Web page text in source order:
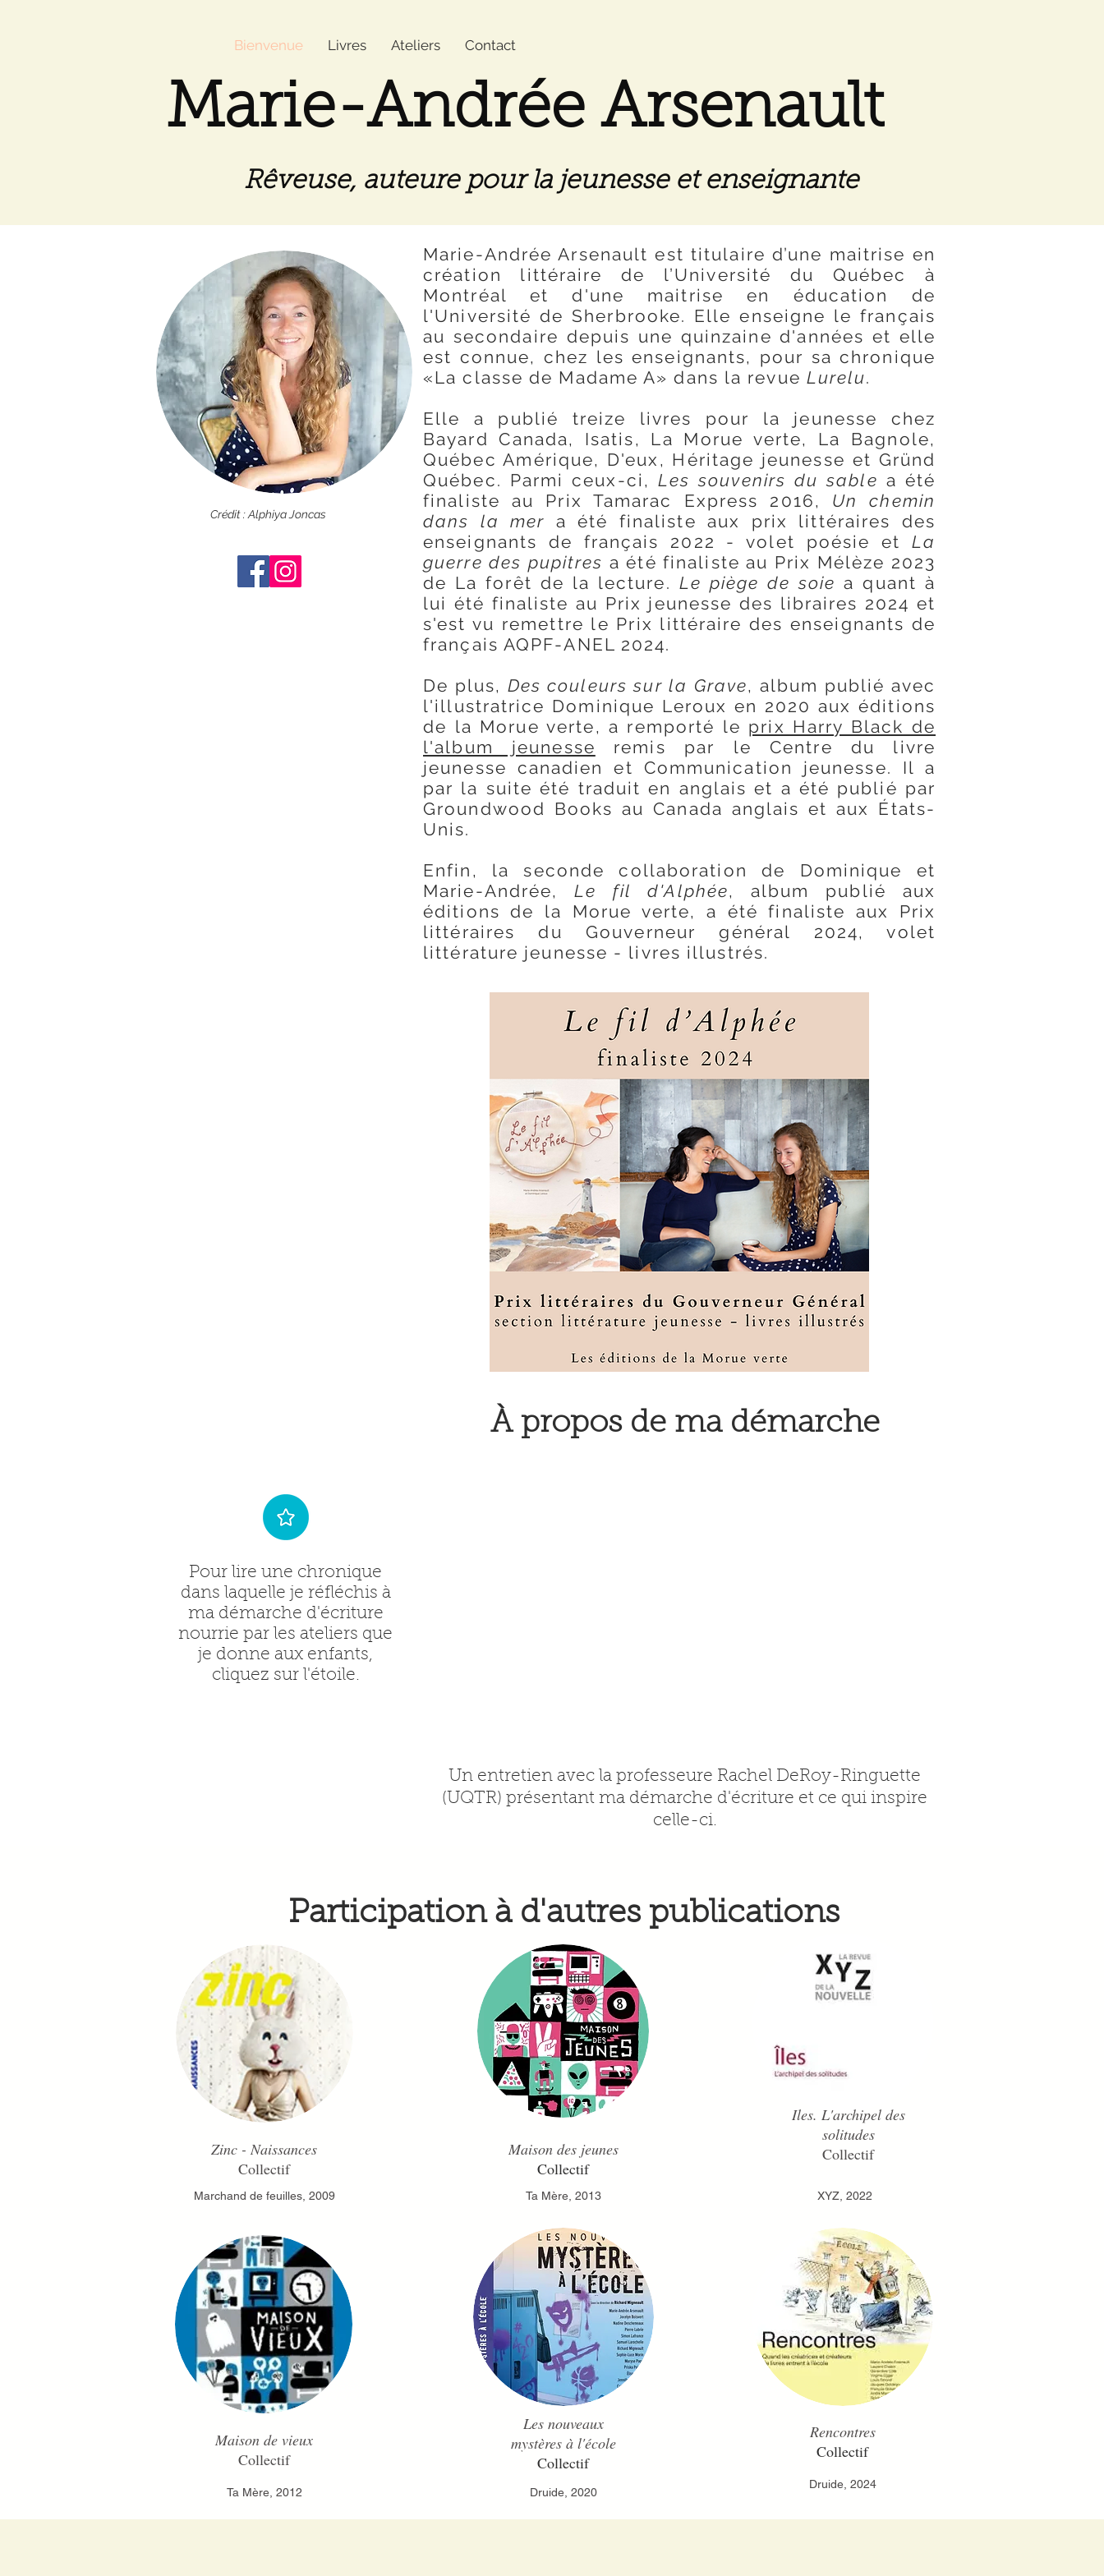
Bienvenue Livres Ateliers Contact
Marie-Andrée Arsenault
Rêveuse, auteure pour la jeunesse et enseignante
Crédit : Alphiya Joncas
Marie-Andrée Arsenault est titulaire d’une maitrise en
création littéraire de l’Université du Québec à
Montréal et d'une maitrise en éducation de
l'Université de Sherbrooke. Elle enseigne le français
au secondaire depuis une quinzaine d'années et elle
est connue, chez les enseignants, pour sa chronique
«La classe de Madame A» dans la revue Lurelu.
Elle a publié treize livres pour la jeunesse chez
Bayard Canada, Isatis, La Morue verte, La Bagnole,
Québec Amérique, D'eux, Héritage jeunesse et Gründ
Québec. Parmi ceux-ci, Les souvenirs du sable a été
finaliste au Prix Tamarac Express 2016, Un chemin
dans la mer a été finaliste aux prix littéraires des
enseignants de français 2022 - volet poésie et La
guerre des pupitres a été finaliste au Prix Mélèze 2023
de La forêt de la lecture. Le piège de soie a quant à
lui été finaliste au Prix jeunesse des libraires 2024 et
s'est vu remettre le Prix littéraire des enseignants de
français AQPF-ANEL 2024.
De plus, Des couleurs sur la Grave, album publié avec
l'illustratrice Dominique Leroux en 2020 aux éditions
de la Morue verte, a remporté le prix Harry Black de
l'album jeunesse remis par le Centre du livre
jeunesse canadien et Communication jeunesse. Il a
par la suite été traduit en anglais et a été publi é par
Groundwood Books au Canada anglais et aux États-
Unis.
Enfin, l​a seconde collaboration de Dominique et
Marie-Andrée,Le fil d'Alphée, album publié aux
éditions de la Morue verte, a été finaliste aux Prix
littéraires du Gouverneur général 2024, volet
littérature jeunesse - livres illustrés.
À propos de ma démarche
Pour lire une chronique
dans laquelle je réfléchis à
ma démarche d'écriture
nourrie par les ateliers que
je donne aux enfants,
cliquez sur l'étoile.
Un entretien avec la professeure Rachel DeRoy-Ringuette
(UQTR) présentant ma démarche d'écriture et ce qui inspire
celle-ci.
Participation à d'autres publications
Zinc - Naissances
Collectif
Marchand de feuilles, 2009
Maison de vieux
Collectif
Ta Mère, 2012
Maison des jeunes
Collectif
Ta Mère, 2013
Les nouveaux
mystères à l'école
Collectif
Druide, 2020
Iles. L'archipel des
solitudes
Collectif
XYZ, 2022
Rencontres
Collectif
Druide, 2024